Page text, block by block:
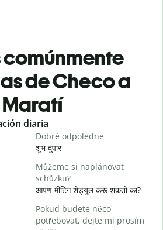
comúnmente
de Checo a
Maratí
diaria
Dobré odpoledne
शुभ दुपार
Můžeme si naplánovat
schůzku?
आपण मीटिंग शेड्यूल करू शकतो का?
Pokud budete něco
potřebovat, dejte mi prosím